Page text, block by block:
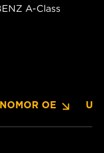
A-Class
NOMOR OE